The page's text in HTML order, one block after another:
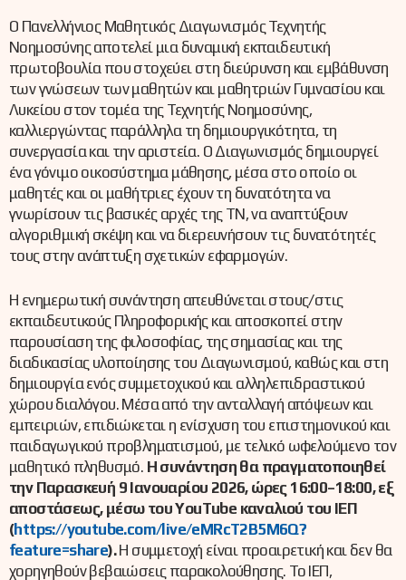
Ο Πανελλήνιος Μαθητικός Διαγωνισμός Τεχνητής
Νοημοσύνης αποτελεί μια δυναμική εκπαιδευτική
πρωτοβουλία που στοχεύει στη διεύρυνση και εμβάθυνση
των γνώσεων των μαθητών και μαθητριών Γυμνασίου και
Λυκείου στον τομέα της Τεχνητής Νοημοσύνης,
καλλιεργώντας παράλληλα τη δημιουργικότητα, τη
συνεργασία και την αριστεία. Ο Διαγωνισμός δημιουργεί
ένα γόνιμο οικοσύστημα μάθησης, μέσα στο οποίο οι
μαθητές και οι μαθήτριες έχουν τη δυνατότητα να
γνωρίσουν τις βασικές αρχές της ΤΝ, να αναπτύξουν
αλγοριθμική σκέψη και να διερευνήσουν τις δυνατότητές
τους στην ανάπτυξη σχετικών εφαρμογών.
Η ενημερωτική συνάντηση απευθύνεται στους/στις
εκπαιδευτικούς Πληροφορικής και αποσκοπεί στην
παρουσίαση της φιλοσοφίας, της σημασίας και της
διαδικασίας υλοποίησης του Διαγωνισμού, καθώς και στη
δημιουργία ενός συμμετοχικού και αλληλεπιδραστικού
χώρου διαλόγου. Μέσα από την ανταλλαγή απόψεων και
εμπειριών, επιδιώκεται η ενίσχυση του επιστημονικού και
παιδαγωγικού προβληματισμού, με τελικό ωφελούμενο τον
μαθητικό πληθυσμό. Η συνάντηση θα πραγματοποιηθεί
την Παρασκευή 9 Ιανουαρίου 2026, ώρες 16:00–18:00, εξ
αποστάσεως, μέσω του YouTube καναλιού του ΙΕΠ
(https://youtube.com/live/eMRcT2B5M6Q?
feature=share).Η συμμετοχή είναι προαιρετική και δεν θα
χορηγηθούν βεβαιώσεις παρακολούθησης. Το ΙΕΠ,